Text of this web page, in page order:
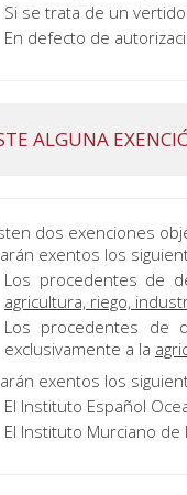
Si se trata de un
En defecto de
ALGUNA
dos exenciones
exentos los
Los procedentes de
agricultura, riego,
Los procedentes de
exclusivamente a la
exentos los
El Instituto Español
El Instituto Murciano de